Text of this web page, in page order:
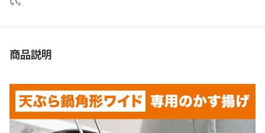
商品説明